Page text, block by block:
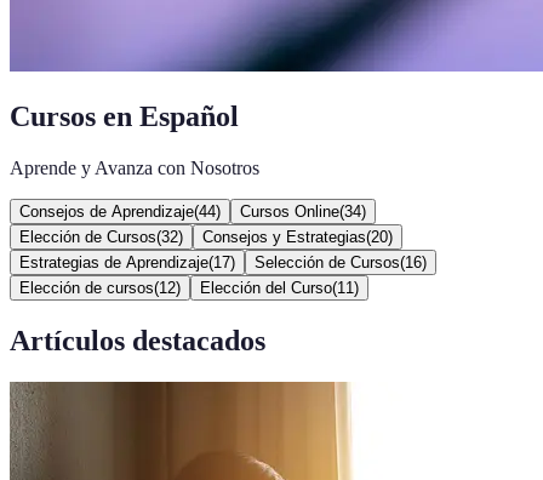
Cursos en Español
Aprende y Avanza con Nosotros
Consejos de Aprendizaje(44) Cursos Online(34)
Elección de Cursos(32) Consejos y Estrategias(20)
Estrategias de Aprendizaje(17) Selección de Cursos(16)
Elección de cursos(12) Elección del Curso(11 )
Artículos destacados